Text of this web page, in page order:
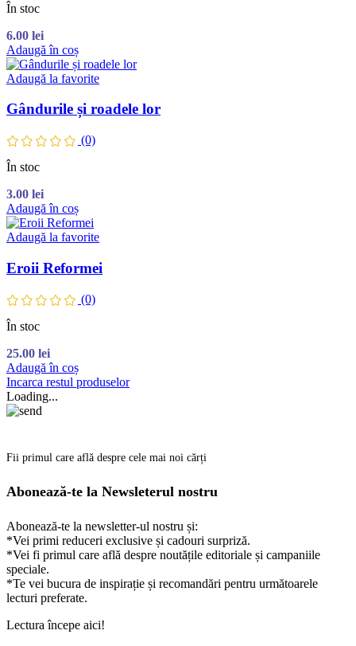
În stoc
6.00 lei
Adaugă în coș
Adaugă la favorite
Gândurile și roadele lor
(0)
În stoc
3.00 lei
Adaugă în coș
Adaugă la favorite
Eroii Reformei
(0)
În stoc
25.00 lei
Adaugă în coș
Incarca restul produselor
Loading...
Fii primul care află despre cele mai noi cărți
Abonează-te la Newsleterul nostru
Abonează-te la newsletter-ul nostru și:
*Vei primi reduceri exclusive și cadouri surpriză.
*Vei fi primul care află despre noutățile editoriale și campaniile
speciale.
*Te vei bucura de inspirație și recomandări pentru următoarele
lecturi preferate.
Lectura începe aici!